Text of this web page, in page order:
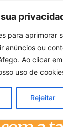
para aprimorar
anúncios ou
Ao clicar
uso de
Rejeitar